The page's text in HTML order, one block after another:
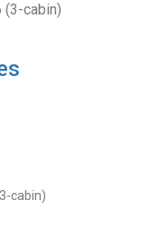
(3-cabin)
cabin)